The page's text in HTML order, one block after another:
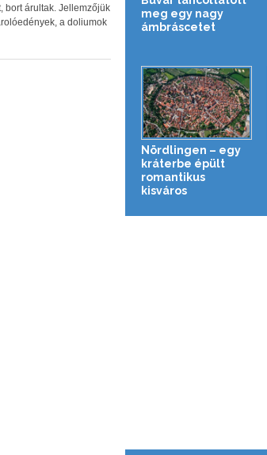
bort árultak. Jellemzőjük
a doliumok
meg egy nagy
ámbráscetet
Nördlingen – egy
kráterbe épült
romantikus
kisváros